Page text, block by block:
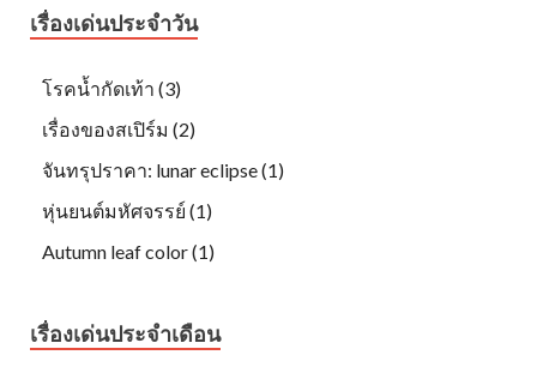
เรื่องเด่นประจำวัน
โรคน้ำกัดเท้า (3)
เรื่องของสเปิร์ม (2)
จันทรุปราคา: lunar eclipse (1)
หุ่นยนต์มหัศจรรย์ (1)
Autumn leaf color (1)
เรื่องเด่นประจำเดือน